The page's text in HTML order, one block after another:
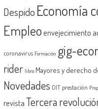
Despido Economía
Empleoenvejecimiento
coronavirus Formación gig-
rider libro Mayores y derecho
Novedades OIT prestación
revistaTercera